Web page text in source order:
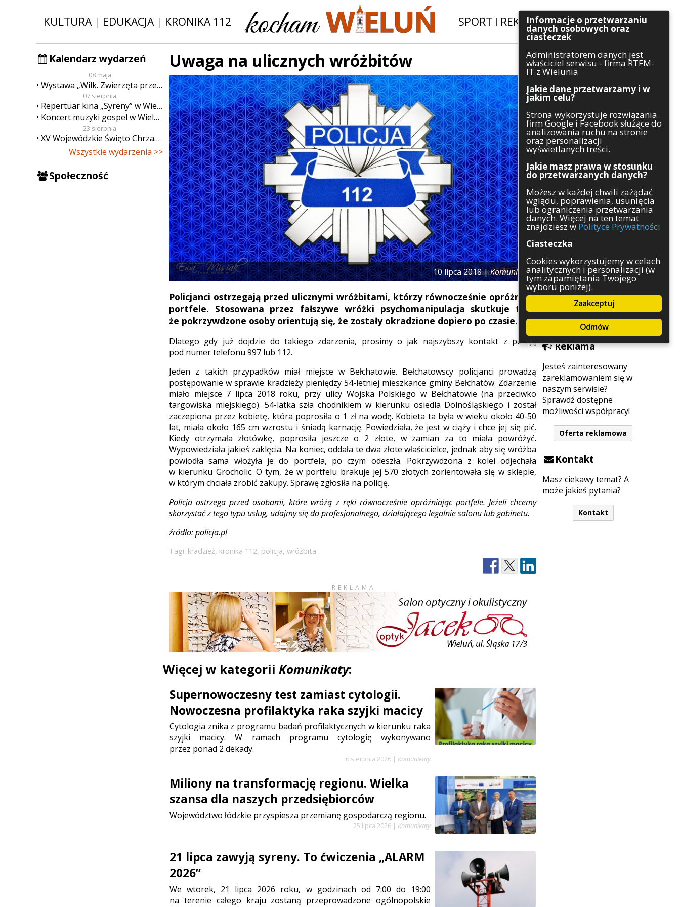
KULTURA| EDUKACJA| KRONIKA 112 SPORT I REKREACJA|INWESTYCJE
Kalendarz wydarzeń
08 maja
Wystawa „Wilk. Zwierzęta przeklęte”
07 sierpnia
Repertuar kina „Syreny” w Wieluniu w dn. od 7 do 13 sierpnia
Koncert muzyki gospel w Wieluniu
23 sierpnia
XV Wojewódzkie Święto Chrzanu
Wszystkie wydarzenia >>
Społeczność
Szukaj
Kategorie
Architektura
Gospodarka
Handel
Komunikaty
Kultura
Polityka
Pozostałe
Psychologia
Rolnictwo
Służby
Sport
Środowisko
Szkolnictwo
Wydarzenia
Zapowiedzi
Zdrowie
Reklama
Jesteś zainteresowany
zareklamowaniem się w
naszym serwisie?
Sprawdź dostępne
możliwości współpracy!
Oferta reklamowa
Kontakt
Masz ciekawy temat? A
może jakieś pytania?
Kontakt
Uwaga na ulicznych wróżbitów
10 lipca 2018 |Komunikaty
Policjanci ostrzegają przed ulicznymi wróżbitami, którzy równocześnie opróżniają
portfele. Stosowana przez fałszywe wróżki psychomanipulacja skutkuje tym,
że pokrzywdzone osoby orientują się, że zostały okradzione dopiero po czasie.
Dlatego gdy już dojdzie do takiego zdarzenia, prosimy o jak najszybszy kontakt z policją
pod numer telefonu 997 lub 112.
Jeden z takich przypadków miał miejsce w Bełchatowie. Bełchatowscy policjanci prowadzą
postępowanie w sprawie kradzieży pieniędzy 54-letniej mieszkance gminy Bełchatów. Zdarzenie
miało miejsce 7 lipca 2018 roku, przy ulicy Wojska Polskiego w Bełchatowie (na przeciwko
targowiska miejskiego). 54-latka szła chodnikiem w kierunku osiedla Dolnośląskiego i został
zaczepiona przez kobietę, która poprosiła o 1 zł na wodę. Kobieta ta była w wieku około 40-50
lat, miała około 165 cm wzrostu i śniadą karnację. Powiedziała, że jest w ciąży i chce jej się pić.
Kiedy otrzymała złotówkę, poprosiła jeszcze o 2 złote, w zamian za to miała powróżyć.
Wypowiedziała jakieś zaklęcia. Na koniec, oddała te dwa złote właścicielce, jednak aby się wróżba
powiodła sama włożyła je do portfela, po czym odeszła. Pokrzywdzona z kolei odjechała
w kierunku Grocholic. O tym, że w portfelu brakuje jej 570 złotych zorientowała się w sklepie,
w którym chciała zrobić zakupy. Sprawę zgłosiła na policję.
Policja ostrzega przed osobami, które wróżą z ręki równocześnie opróżniając portfele. Jeżeli chcemy
skorzystać z tego typu usług, udajmy się do profesjonalnego, działającego legalnie salonu lub gabinetu.
źródło: policja.pl
Tagi: kradzież, kronika 112, policja, wróżbita
REKLAMA
Więcej w kategorii Komunikaty:
Supernowoczesny test zamiast cytologii.
Nowoczesna profilaktyka raka szyjki macicy
Cytologia znika z programu badań profilaktycznych w kierunku raka
szyjki macicy. W ramach programu cytologię wykonywano
przez ponad 2 dekady.
6 sierpnia 2026 | Komunikaty
Miliony na transformację regionu. Wielka
szansa dla naszych przedsiębiorców
Województwo łódzkie przyspiesza przemianę gospodarczą regionu.
25 lipca 2026 | Komunikaty
21 lipca zawyją syreny. To ćwiczenia „ALARM
2026”
We wtorek, 21 lipca 2026 roku, w godzinach od 7:00 do 19:00
na terenie całego kraju zostaną przeprowadzone ogólnopolskie
Informacje o przetwarzaniu
danych osobowych oraz
ciasteczek
Administratorem danych jest
właściciel serwisu - firma RTFM-
IT z Wielunia
Jakie dane przetwarzamy i w
jakim celu?
Strona wykorzystuje rozwiązania
firm Google i Facebook służące do
analizowania ruchu na stronie
oraz personalizacji
wyświetlanych treści.
Jakie masz prawa w stosunku
do przetwarzanych danych?
Możesz w każdej chwili zażądać
wglądu, poprawienia, usunięcia
lub ograniczenia przetwarzania
danych. Więcej na ten temat
znajdziesz w Polityce Prywatności
Ciasteczka
Cookies wykorzystujemy w celach
analitycznych i personalizacji (w
tym zapamiętania Twojego
wyboru poniżej).
Zaakceptuj
Odmów